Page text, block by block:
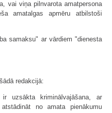
vai viņa pilnvarota amatpersona
amatalgas apmēru atbilstoši
samaksu" ar vārdiem "dienesta
redakcijā:
uzsākta kriminālvajāšana, ar
no amata pienākumu